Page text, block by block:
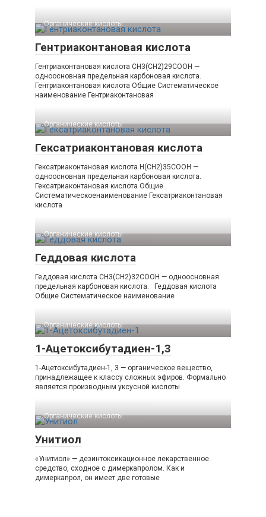
Органические кислоты‎
Гентриаконтановая кислота
Гентриаконтановая кислота CH3(CH2)29COOH —
одноосновная предельная карбоновая кислота.
Гентриаконтановая кислота Общие Систематическое
наименование Гентриаконтановая
Органические кислоты‎
Гексатриаконтановая кислота
Гексатриаконтановая кислота H(CH2)35COOH —
одноосновная предельная карбоновая кислота.
Гексатриаконтановая кислота Общие
Систематическоенаименование Гексатриаконтановая
кислота
Органические кислоты‎
Геддовая кислота
Геддовая кислота CH3(CH2)32COOH — одноосновная
предельная карбоновая кислота. Геддовая кислота
Общие Систематическое наименование
Органические кислоты‎
1-Ацетоксибутадиен-1,3
1-Ацетоксибутадиен-1, 3 — органическое вещество,
принадлежащее к классу сложных эфиров. Формально
является производным уксусной кислоты
Органические кислоты‎
Унитиол
«Унитиол» — дезинтоксикационное лекарственное
средство, сходное с димеркапролом. Как и
димеркапрол, он имеет две готовые